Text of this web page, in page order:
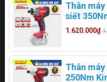
Thân
siết
(Chân pin
1.620.000₫
Thân
250Nm